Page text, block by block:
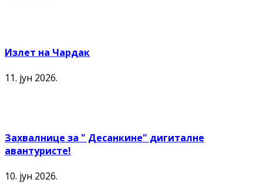
Излет на Чардак
11. јун 2026.
Захвалнице за " Десанкине" дигиталне
авантуристе!
10. јун 2026.